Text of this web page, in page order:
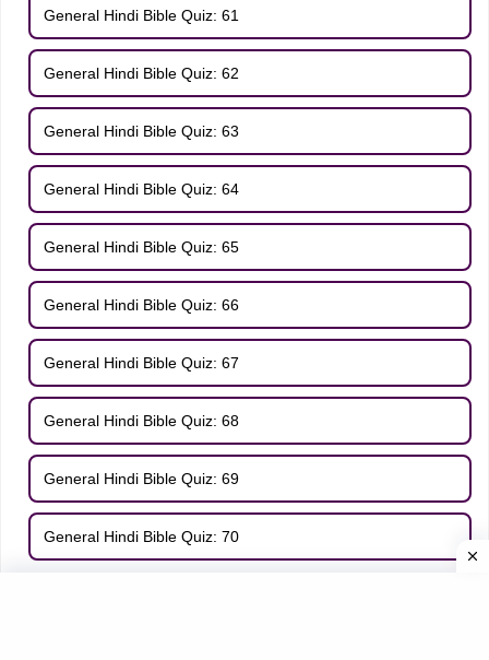
General Hindi Bible Quiz: 61
General Hindi Bible Quiz: 62
General Hindi Bible Quiz: 63
General Hindi Bible Quiz: 64
General Hindi Bible Quiz: 65
General Hindi Bible Quiz: 66
General Hindi Bible Quiz: 67
General Hindi Bible Quiz: 68
General Hindi Bible Quiz: 69
General Hindi Bible Quiz: 70